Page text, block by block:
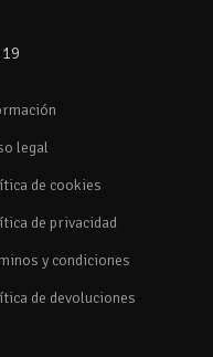
legal
de cookies
de privacidad
y condiciones
de devoluciones